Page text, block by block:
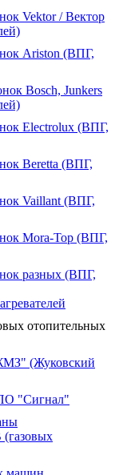
Vektor / Вектор
Ariston (ВПГ,
Bosch, Junkers
Electrolux (ВПГ,
Beretta (ВПГ,
Vaillant (ВПГ,
Mora-Top (ВПГ,
разных (ВПГ,
отопительных
(Жуковский
"Сигнал"
(газовых